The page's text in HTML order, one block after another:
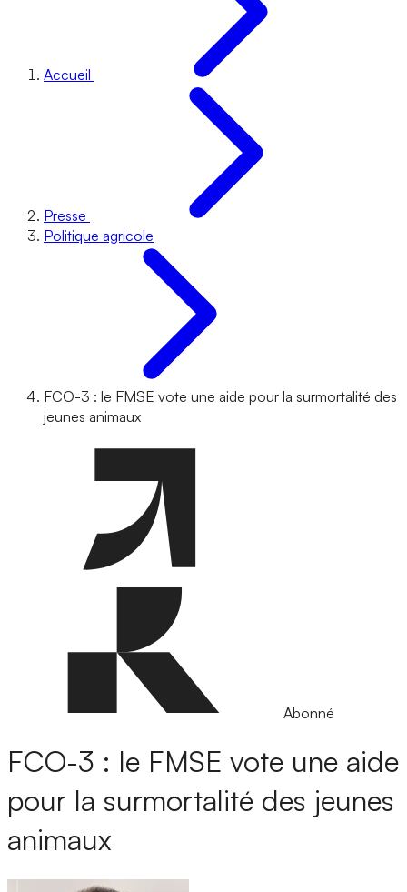
Accueil
Presse
Politique agricole
FCO-3 : le FMSE vote une aide pour la surmortalité des
jeunes animaux
Abonné
FCO-3 : le FMSE vote une aide
pour la surmortalité des jeunes
animaux